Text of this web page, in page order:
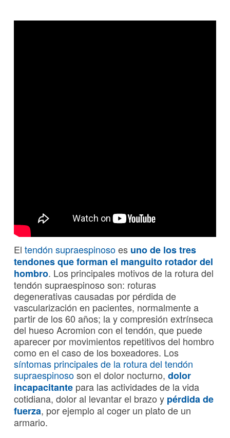
El tendón supraespinosoes uno de los tres
tendones que forman el manguito rotador del
hombro. Los principales motivos de la rotura del
tendón supraespinoso son: roturas
degenerativas causadas por pérdida de
vascularización en pacientes, normalmente a
partir de los 60 años; la y compresión extrínseca
del hueso Acromion con el tendón, que puede
aparecer por movimientos repetitivos del hombro
como en el caso de los boxeadores. Los
síntomas principales de la rotura del tendón
supraespinososon el dolor nocturno, dolor
incapacitante para las actividades de la vida
cotidiana, dolor al levantar el brazo y pérdida de
fuerza, por ejemplo al coger un plato de un
armario.